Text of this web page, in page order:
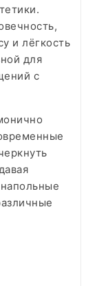
и лёгкость
для
с